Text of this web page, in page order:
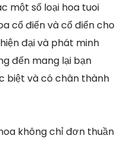
một số loại hoa tuoi
cổ điển và cổ điển cho
đại và phát minh
đến mang lại bạn
biệt và có chân thành
không chỉ đơn thuần